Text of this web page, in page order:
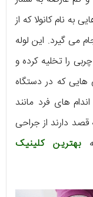
به نام کانولا که از
می گیرد. این لوله
را تخلیه کرده و
که در دستگاه
های فرد مانند
دارند از جراحی
بهترین کلینیک